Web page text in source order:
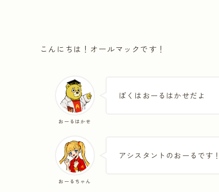
こんにちは！オールマックです！
おーるはかせ
ぼくはおーるはかせだよ
おーるちゃん
アシスタントのおーるです！